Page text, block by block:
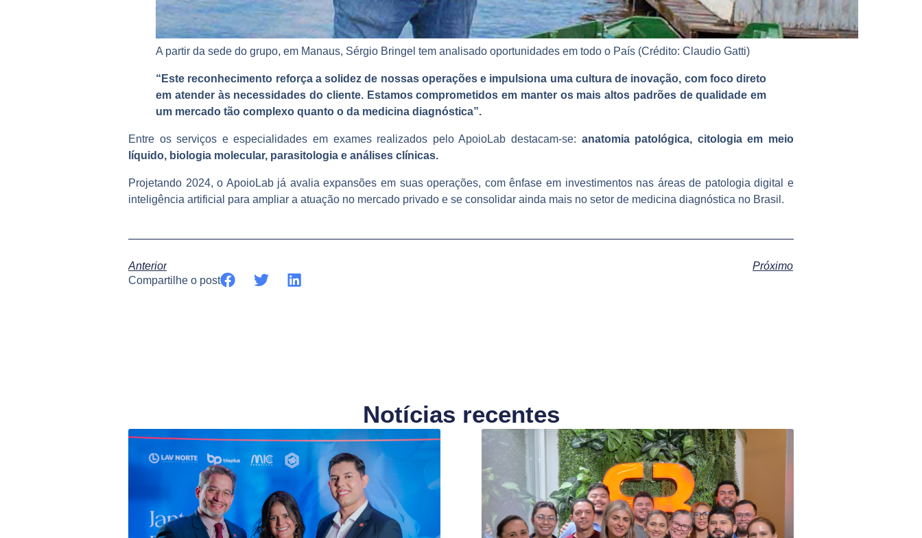
A partir da sede do grupo, em Manaus, Sérgio Bringel tem analisado oportunidades em todo o País (Crédito: Claudio Gatti)
“Este reconhecimento reforça a solidez de nossas operações e impulsiona uma cultura de inovação, com foco direto
em atender às necessidades do cliente. Estamos comprometidos em manter os mais altos padrões de qualidade em
um mercado tão complexo quanto o da medicina diagnóstica”.
Entre os serviços e especialidades em exames realizados pelo ApoioLab destacam-se: anatomia patológica, citologia em meio
líquido, biologia molecular, parasitologia e análises clínicas.
Projetando 2024, o ApoioLab já avalia expansões em suas operações, com ênfase em investimentos nas áreas de patologia digital e
inteligência artificial para ampliar a atuação no mercado privado e se consolidar ainda mais no setor de medicina diagnóstica no Brasil.
Anterior
Próximo
Compartilhe o post
Notícias recentes